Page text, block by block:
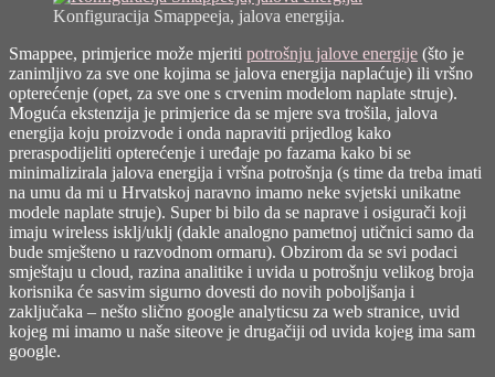
Konfiguracija Smappeeja, jalova energija.
Smappee, primjerice može mjeriti potrošnju jalove energije (što je
zanimljivo za sve one kojima se jalova energija naplaćuje) ili vršno
opterećenje (opet, za sve one s crvenim modelom naplate struje).
Moguća ekstenzija je primjerice da se mjere sva trošila, jalova
energija koju proizvode i onda napraviti prijedlog kako
preraspodijeliti opterećenje i uređaje po fazama kako bi se
minimalizirala jalova energija i vršna potrošnja (s time da treba imati
na umu da mi u Hrvatskoj naravno imamo neke svjetski unikatne
modele naplate struje). Super bi bilo da se naprave i osigurači koji
imaju wireless isklj/uklj (dakle analogno pametnoj utičnici samo da
bude smješteno u razvodnom ormaru). Obzirom da se svi podaci
smještaju u cloud, razina analitike i uvida u potrošnju velikog broja
korisnika će sasvim sigurno dovesti do novih poboljšanja i
zaključaka – nešto slično google analyticsu za web stranice, uvid
kojeg mi imamo u naše siteove je drugačiji od uvida kojeg ima sam
google.